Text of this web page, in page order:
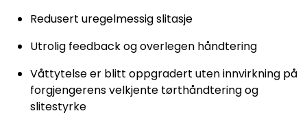
Redusert uregelmessig slitasje
Utrolig feedback og overlegen håndtering
Våttytelse er blitt oppgradert uten innvirkning på
forgjengerens velkjente tørthåndtering og
slitestyrke